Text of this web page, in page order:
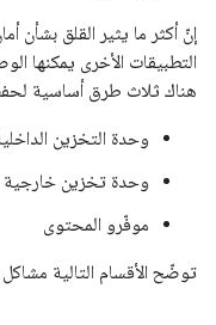
التطبيقات الأخرى يمكنها
هناك ثلاث طرق أساسية
وحدة التخزين
وحدة تخزين خارجية
موفّرو المحتوى
توضّح الأقسام التالية